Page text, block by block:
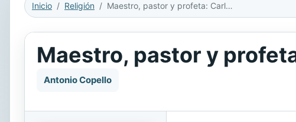
Inicio Religión Maestro, pastor y profeta: Carlo Maria Martini
Maestro, pastor y
Antonio Copello